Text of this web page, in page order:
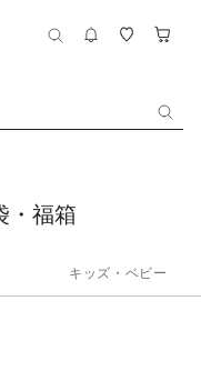
・福箱
キッズ・ベビー